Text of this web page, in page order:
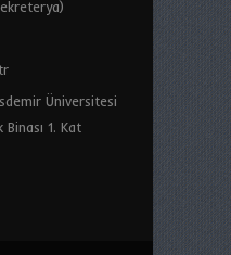
Üniversitesi
1. Kat